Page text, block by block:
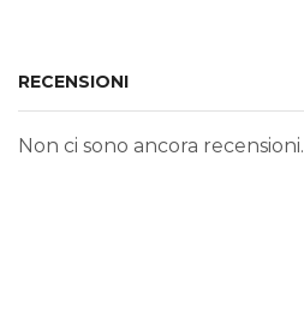
RECENSIONI
Non ci sono ancora recensioni.